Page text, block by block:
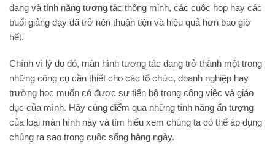
dạng và tính năng tương tác thông minh, các cuộc họp hay các
buổi giảng dạy đã trở nên thuận tiện và hiệu quả hơn bao giờ
hết.
Chính vì lý do đó, màn hình tương tác đang trở thành một trong
những công cụ cần thiết cho các tổ chức, doanh nghiệp hay
trường học muốn có được sự tiến bộ trong công việc và giáo
dục của mình. Hãy cùng điểm qua những tính năng ấn tượng
của loại màn hình này và tìm hiểu xem chúng ta có thể áp dụng
chúng ra sao trong cuộc sống hàng ngày.